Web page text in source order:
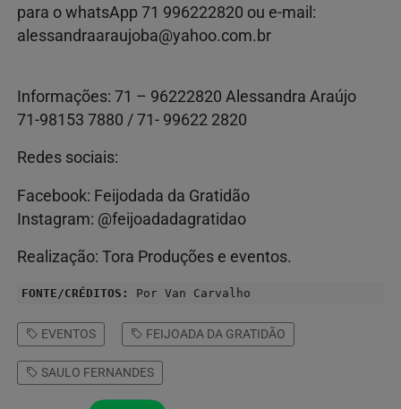
para o whatsApp 71 996222820 ou e-mail:
alessandraaraujoba@yahoo.com.br
Informações: 71 – 96222820 Alessandra Araújo
71-98153 7880 / 71- 99622 2820
Redes sociais:
Facebook: Feijodada da Gratidão
Instagram: @feijoadadagratidao
Realização: Tora Produções e eventos.
FONTE/CRÉDITOS: Por Van Carvalho
EVENTOS FEIJOADA DA GRATIDÃO
SAULO FERNANDES